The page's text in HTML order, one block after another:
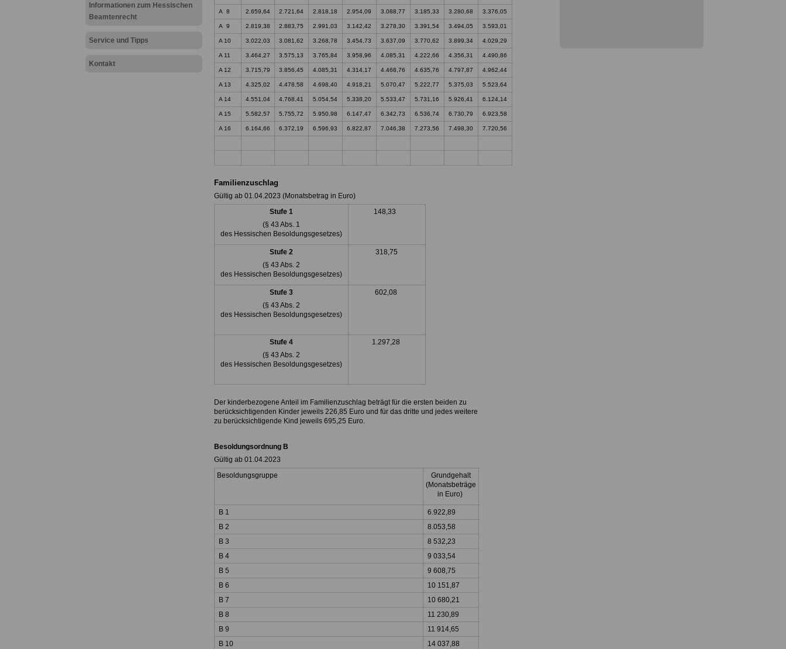
Informationen zum Hessischen
Beamtenrecht
Service und Tipps
Kontakt
A 8 2.659,64 2.721,64 2.818,18 2.954,09 3.088,77 3.185,33 3.280,68 3.376,05
A 9 2.819,38 2.883,75 2.991,03 3.142,42 3.278,30 3.391,54 3.494,05 3.593,01
A 10 3.022,03 3.081,62 3.268,78 3.454,73 3.637,09 3.770,62 3.899,34 4.029,29
A 11 3.464,27 3.575,13 3.765,84 3.958,96 4.085,31 4.222,66 4.356,31 4.490,86
A 12 3.715,79 3.856,45 4.085,31 4.314,17 4.468,76 4.635,76 4.797,87 4.962,44
A 13 4.325,02 4.478,58 4.698,40 4.918,21 5.070,47 5.222,77 5.375,03 5.523,64
A 14 4.551,04 4.768,41 5.054,54 5.338,20 5.533,47 5.731,16 5.926,41 6.124,14
A 15 5.582,57 5.755,72 5.950,98 6.147,47 6.342,73 6.536,74 6.730,79 6.923,58
A 16 6.164,66 6.372,19 6.596,93 6.822,87 7.046,38 7.273,56 7.498,30 7.720,56
Familienzuschlag
Gültig ab 01.04.2023 (Monatsbetrag in Euro)
Stufe 1
(§ 43 Abs. 1
des Hessischen Besoldungsgesetzes)
148,33
Stufe 2
(§ 43 Abs. 2
des Hessischen Besoldungsgesetzes)
318,75
Stufe 3
(§ 43 Abs. 2
des Hessischen Besoldungsgesetzes)
602,08
Stufe 4
(§ 43 Abs. 2
des Hessischen Besoldungsgesetzes)
1.297,28
Der kinderbezogene Anteil im Familienzuschlag beträgt für die ersten beiden zu
berücksichtigenden Kinder jeweils 226,85 Euro und für das dritte und jedes weitere
zu berücksichtigende Kind jeweils 695,25 Euro.
Besoldungsordnung B
Gültig ab 01.04.2023
Besoldungsgruppe
Grundgehalt
(Monatsbeträge
in Euro)
B 1
6.922,89
B 2
8.053,58
B 3
8 532,23
B 4
9 033,54
B 5
9 608,75
B 6
10 151,87
B 7
10 680,21
B 8
11 230,89
B 9
11 914,65
B 10
14 037,88